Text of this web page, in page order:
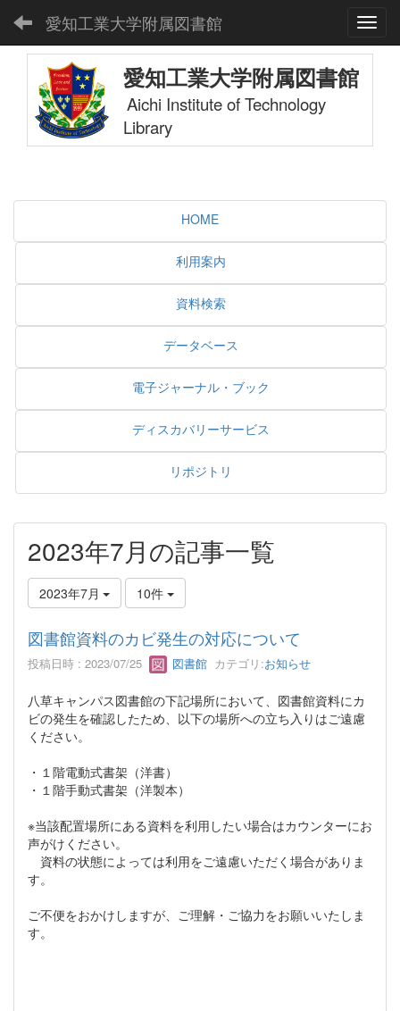
愛知工業大学附属図書館
愛知工業大学附属図書館
Aichi Institute of Technology
Library
HOME
利用案内
資料検索
データベース
電子ジャーナル・ブック
ディスカバリーサービス
リポジトリ
2023年7月の記事一覧
2023年7月 10件
図書館資料のカビ発生の対応について
投稿日時 : 2023/07/25 図書館 カテゴリ:お知らせ
八草キャンパス図書館の下記場所において、図書館資料にカ
ビの発生を確認したため、以下の場所への立ち入りはご遠慮
ください。
・１階電動式書架（洋書）
・１階手動式書架（洋製本）
※当該配置場所にある資料を利用したい場合はカウンターにお
声がけください。
資料の状態によっては利用をご遠慮いただく場合がありま
す。
ご不便をおかけしますが、ご理解・ご協力をお願いいたしま
す。